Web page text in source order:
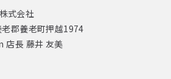
式会社
郡養老町押越1974
店長 藤井 友美